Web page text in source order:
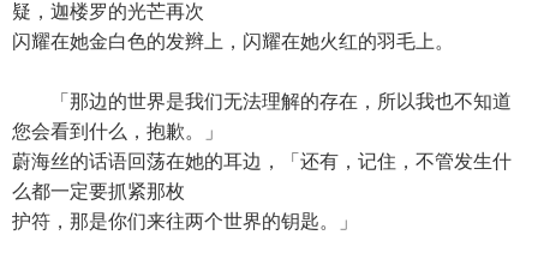
疑，迦楼罗的光芒再次
闪耀在她金白色的发辫上，闪耀在她火红的羽毛上。
「那边的世界是我们无法理解的存在，所以我也不知道
您会看到什么，抱歉。」
蔚海丝的话语回荡在她的耳边，「还有，记住，不管发生什
么都一定要抓紧那枚
护符，那是你们来往两个世界的钥匙。」